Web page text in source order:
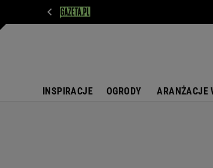
INSPIRACJE OGRODY ARANŻACJE